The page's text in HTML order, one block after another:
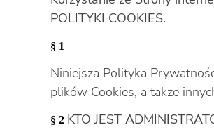
POLITYKI COOKIES.
§ 1
Niniejsza Polityka
plików Cookies, a także
§ 2 KTO JEST